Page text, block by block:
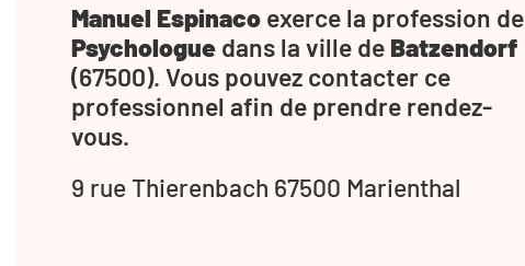
Manuel Espinaco exerce la profession de
Psychologue dans la ville de Batzendorf
(67500). Vous pouvez contacter ce
professionnel afin de prendre rendez-
vous.
9 rue Thierenbach 67500 Marienthal